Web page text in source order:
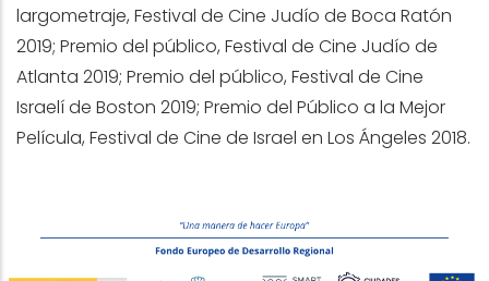
largometraje, Festival de Cine Judío de Boca Ratón
2019; Premio del público, Festival de Cine Judío de
Atlanta 2019; Premio del público, Festival de Cine
Israelí de Boston 2019; Premio del Público a la Mejor
Película, Festival de Cine de Israel en Los Ángeles 2018.